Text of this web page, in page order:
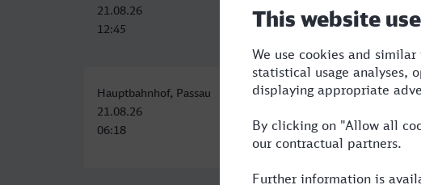
21.08.26
12:45
21.08.26
20:56
Hauptbahnhof, Passau
21.08.26
06:18
Hauptbahnhof, Recklinghausen
15:09